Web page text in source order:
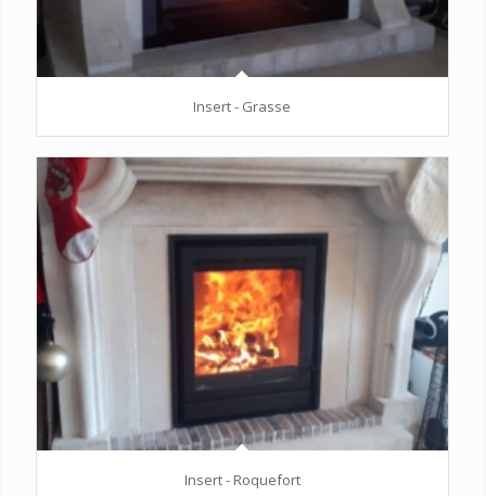
Insert - Grasse
Insert - Roquefort